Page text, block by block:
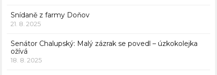
Snídaně z farmy Doňov
21. 8. 2025
Senátor Chalupský: Malý zázrak se povedl – úzkokolejka
ožívá
18. 8. 2025